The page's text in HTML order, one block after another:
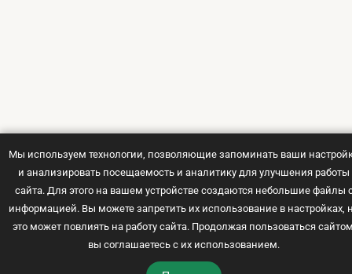
и авокадо
35 мин
творога с лимонной цедрой
15 мин
Мы используем технологии, позволяющие запоминать ваши
и анализировать посещаемость и аналитику для улучшения работы
сайта. Для этого на вашем устройстве создаются небольшие файлы
информацией. Вы можете запретить их использование в настройках,
это может повлиять на работу сайта. Продолжая пользоваться
вы соглашаетесь с их использованием.